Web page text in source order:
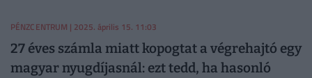
PÉNZCENTRUM | 2025. április 15. 11:03
27 éves számla miatt kopogtat a végrehajtó egy
magyar nyugdíjasnál: ezt tedd, ha hasonló